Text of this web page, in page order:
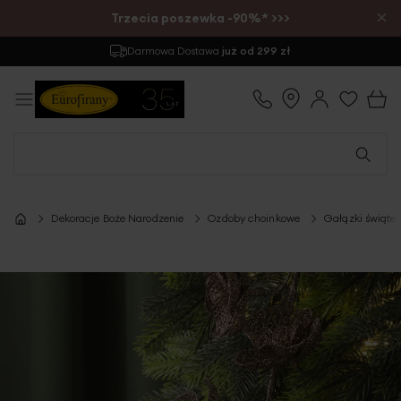
Trzecia poszewka -90%* >>> ×
Darmowa Dostawa już od 299 zł
Dekoracje Boże Narodzenie Ozdoby choinkowe Gałązki